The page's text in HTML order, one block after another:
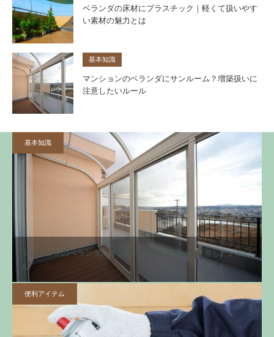
ベランダの床材にプラスチック｜軽くて扱いやす
い素材の魅力とは
基本知識
マンションのベランダにサンルーム？増築扱いに
注意したいルール
基本知識
マンションのベランダにサンルーム？増築扱いに注意したいルー
ル
便利アイテム